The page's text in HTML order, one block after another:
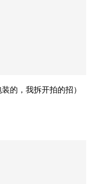
的，我拆开拍的招）